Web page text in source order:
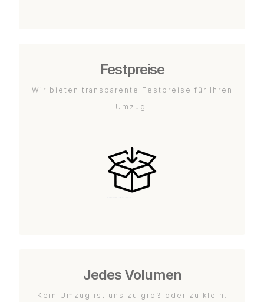
Festpreise
Wir bieten transparente Festpreise für Ihren
Umzug.
Jedes Volumen
Kein Umzug ist uns zu groß oder zu klein.